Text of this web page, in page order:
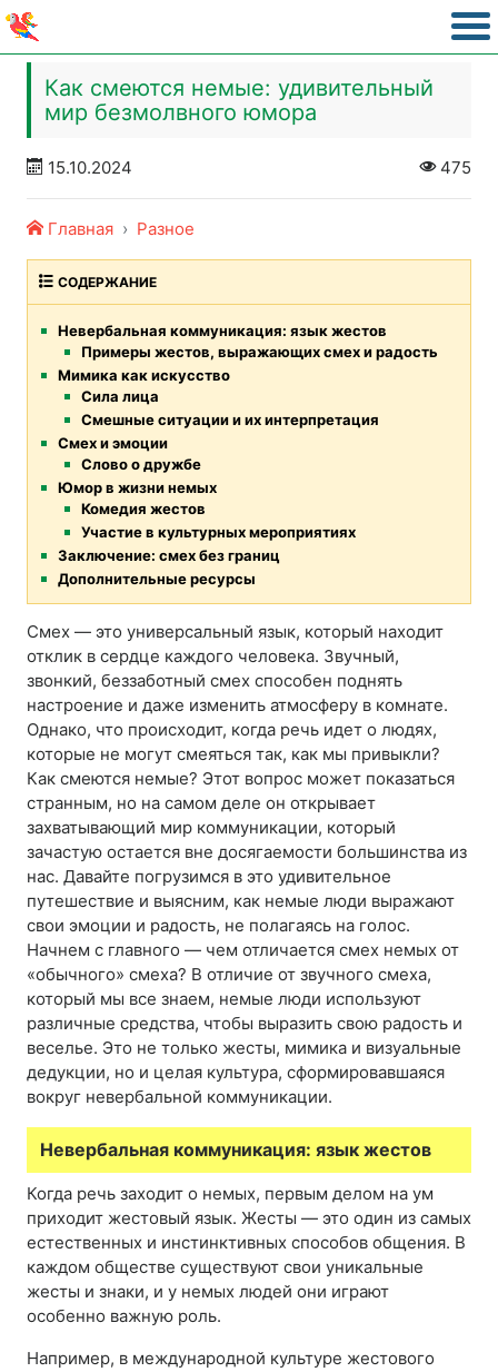
Как смеются немые: удивительный
мир безмолвного юмора
15.10.2024 475
Главная Разное
СОДЕРЖАНИЕ
Невербальная коммуникация: язык жестов
Примеры жестов, выражающих смех и радость
Мимика как искусство
Сила лица
Смешные ситуации и их интерпретация
Смех и эмоции
Слово о дружбе
Юмор в жизни немых
Комедия жестов
Участие в культурных мероприятиях
Заключение: смех без границ
Дополнительные ресурсы
Смех — это универсальный язык, который находит
отклик в сердце каждого человека. Звучный,
звонкий, беззаботный смех способен поднять
настроение и даже изменить атмосферу в комнате.
Однако, что происходит, когда речь идет о людях,
которые не могут смеяться так, как мы привыкли?
Как смеются немые? Этот вопрос может показаться
странным, но на самом деле он открывает
захватывающий мир коммуникации, который
зачастую остается вне досягаемости большинства из
нас. Давайте погрузимся в это удивительное
путешествие и выясним, как немые люди выражают
свои эмоции и радость, не полагаясь на голос.
Начнем с главного — чем отличается смех немых от
«обычного» смеха? В отличие от звучного смеха,
который мы все знаем, немые люди используют
различные средства, чтобы выразить свою радость и
веселье. Это не только жесты, мимика и визуальные
дедукции, но и целая культура, сформировавшаяся
вокруг невербальной коммуникации.
Невербальная коммуникация: язык жестов
Когда речь заходит о немых, первым делом на ум
приходит жестовый язык. Жесты — это один из самых
естественных и инстинктивных способов общения. В
каждом обществе существуют свои уникальные
жесты и знаки, и у немых людей они играют
особенно важную роль.
Например, в международной культуре жестового